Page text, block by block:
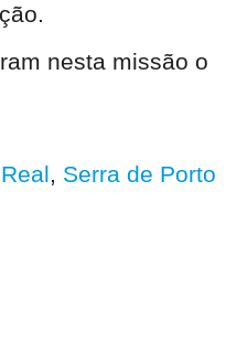
nesta missão o
, Serra de Porto